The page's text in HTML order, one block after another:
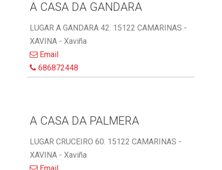
A CASA DA GANDARA
LUGAR A GANDARA 42. 15122 CAMARINAS -
XAVINA - Xaviña
Email
686872448
A CASA DA PALMERA
LUGAR CRUCEIRO 60. 15122 CAMARINAS -
XAVINA - Xaviña